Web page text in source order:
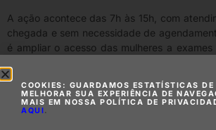
A ação acontece das 7h às 15h, com
chegada e sem necessidade de
é ampliar o acesso das mulheres a
precoce e o cuidado com a saúde feminina.
No sábado (21), estão previstos 200
ultrassonografia, já no domingo (22), serão
COOKIES: GUARDAMOS ESTATÍSTICAS
MELHORAR SUA EXPERIÊNCIA DE
MAIS EM NOSSA POLÍTICA DE
AQUI.